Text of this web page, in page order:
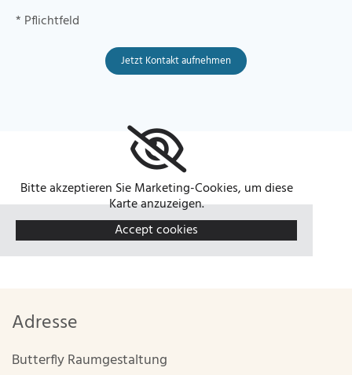
* Pflichtfeld
Bitte akzeptieren Sie Marketing-Cookies, um diese
Karte anzuzeigen.
Accept cookies
Adresse
Butterfly Raumgestaltung